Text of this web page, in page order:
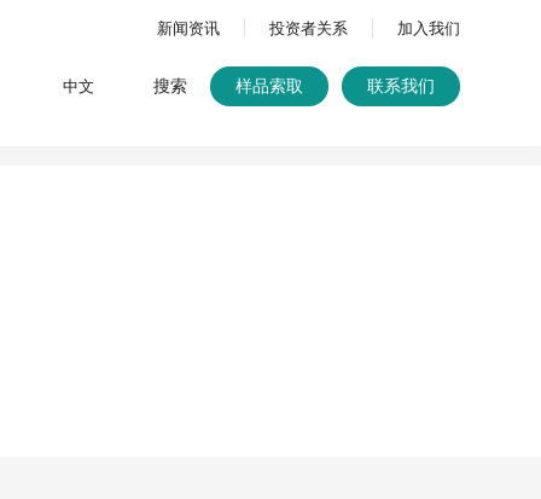
新闻资讯 投资者关系 加入我们
中文 搜索 样品索取 联系我们